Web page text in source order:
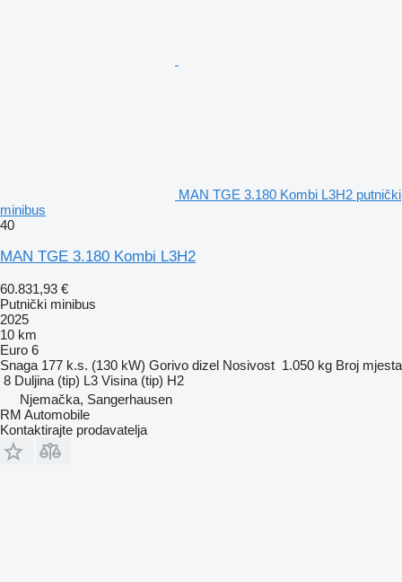
MAN TGE 3.180 Kombi L3H2 putnički
minibus
40
MAN TGE 3.180 Kombi L3H2
60.831,93 €
Putnički minibus
2025
10 km
Euro 6
Snaga 177 k.s. (130 kW) Gorivo dizel Nosivost 1.050 kg Broj mjesta
8 Duljina (tip) L3 Visina (tip) H2
Njemačka, Sangerhausen
RM Automobile
Kontaktirajte prodavatelja